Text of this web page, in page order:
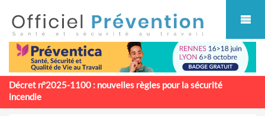
Décret n°2025-1100 : nouvelles règles pour la sécurité
incendie